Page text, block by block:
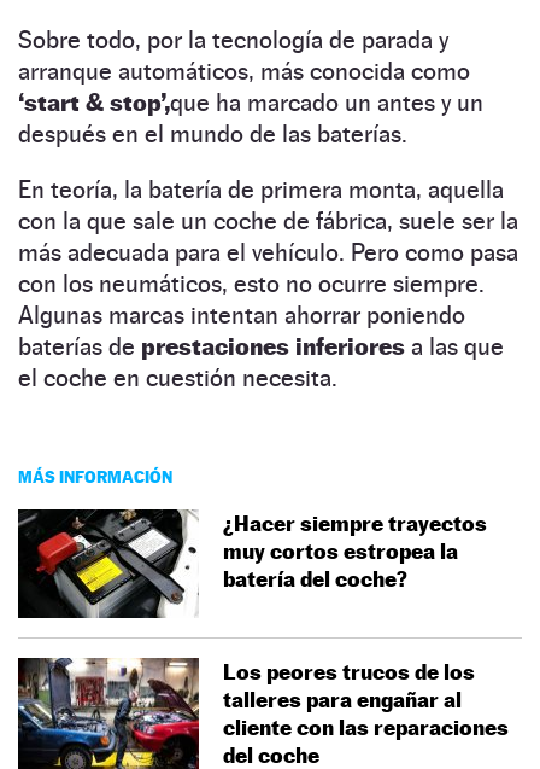
Sobre todo, por la tecnología de parada y
arranque automáticos, más conocida como
‘start & stop’,que ha marcado un antes y un
después en el mundo de las baterías.
En teoría, la batería de primera monta, aquella
con la que sale un coche de fábrica, suele ser la
más adecuada para el vehículo. Pero como pasa
con los neumáticos, esto no ocurre siempre.
Algunas marcas intentan ahorrar poniendo
baterías de prestaciones inferiores a las que
el coche en cuestión necesita.
MÁS INFORMACIÓN
¿Hacer siempre trayectos
muy cortos estropea la
batería del coche?
Los peores trucos de los
talleres para engañar al
cliente con las reparaciones
del coche